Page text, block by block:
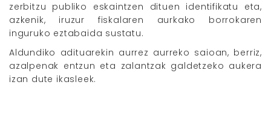
zerbitzu publiko eskaintzen dituen identifikatu eta,
azkenik, iruzur fiskalaren aurkako borrokaren
inguruko eztabaida sustatu.
Aldundiko adituarekin aurrez aurreko saioan, berriz,
azalpenak entzun eta zalantzak galdetzeko aukera
izan dute ikasleek.